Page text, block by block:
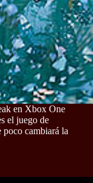
en Xbox One
el juego de
cambiará la